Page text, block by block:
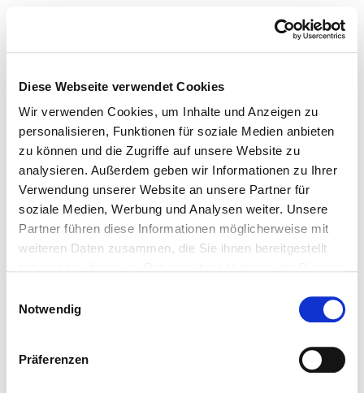
Diese Webseite verwendet Cookies
Wir verwenden Cookies, um Inhalte und Anzeigen zu
personalisieren, Funktionen für soziale Medien anbieten
zu können und die Zugriffe auf unsere Website zu
analysieren. Außerdem geben wir Informationen zu Ihrer
Verwendung unserer Website an unsere Partner für
soziale Medien, Werbung und Analysen weiter. Unsere
Partner führen diese Informationen möglicherweise mit
weiteren Daten zusammen, die Sie ihnen bereitgestellt
Notwendig
Präferenzen